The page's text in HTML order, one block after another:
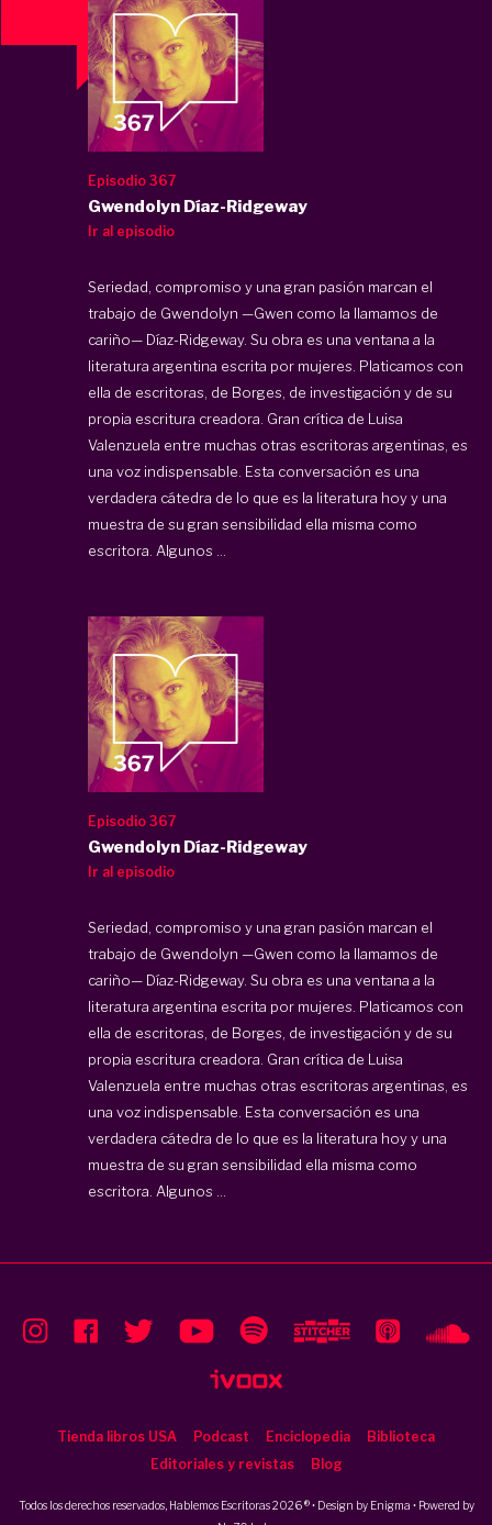
Episodio 367
Gwendolyn Díaz-Ridgeway
Ir al episodio
Seriedad, compromiso y una gran pasión marcan el
trabajo de Gwendolyn —Gwen como la llamamos de
cariño— Díaz-Ridgeway. Su obra es una ventana a la
literatura argentina escrita por mujeres. Platicamos con
ella de escritoras, de Borges, de investigación y de su
propia escritura creadora. Gran crítica de Luisa
Valenzuela entre muchas otras escritoras argentinas, es
una voz indispensable. Esta conversación es una
verdadera cátedra de lo que es la literatura hoy y una
muestra de su gran sensibilidad ella misma como
escritora. Algunos ...
Episodio 367
Gwendolyn Díaz-Ridgeway
Ir al episodio
Seriedad, compromiso y una gran pasión marcan el
trabajo de Gwendolyn —Gwen como la llamamos de
cariño— Díaz-Ridgeway. Su obra es una ventana a la
literatura argentina escrita por mujeres. Platicamos con
ella de escritoras, de Borges, de investigación y de su
propia escritura creadora. Gran crítica de Luisa
Valenzuela entre muchas otras escritoras argentinas, es
una voz indispensable. Esta conversación es una
verdadera cátedra de lo que es la literatura hoy y una
muestra de su gran sensibilidad ella misma como
escritora. Algunos ...
Tienda libros USA Podcast Enciclopedia
Biblioteca
Editoriales y revistas
Blog
Todos los derechos reservados, Hablemos Escritoras 2026 ® • Design by Enigma • Powered by